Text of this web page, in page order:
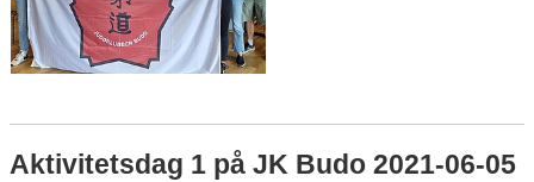
Aktivitetsdag 1 på JK Budo 2021-06-05